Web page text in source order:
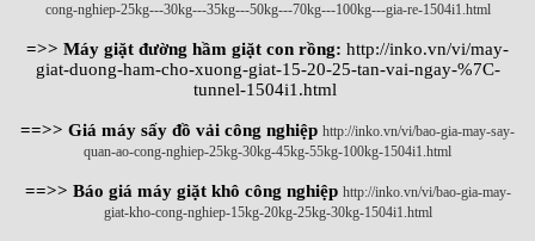
cong-nghiep-25kg---30kg---35kg---50kg---70kg---100kg---gia-re-1504i1.html
=>> Máy giặt đường hầm giặt con rồng: http://inko.vn/vi/may-
giat-duong-ham-cho-xuong-giat-15-20-25-tan-vai-ngay-%7C-
tunnel-1504i1.html
==>> Giá máy sấy đồ vải công nghiệp http://inko.vn/vi/bao-gia-may-say-
quan-ao-cong-nghiep-25kg-30kg-45kg-55kg-100kg-1504i1.html
==>> Báo giá máy giặt khô công nghiệp http://inko.vn/vi/bao-gia-may-
giat-kho-cong-nghiep-15kg-20kg-25kg-30kg-1504i1.html